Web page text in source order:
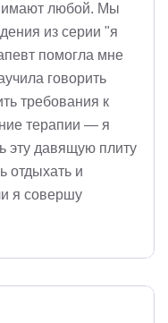
любой. Мы
из серии "я
помогла мне
говорить
требования к
терапии — я
эту давящую плиту
отдыхать и
я совершу